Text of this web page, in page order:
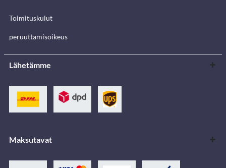
Toimituskulut
peruuttamisoikeus
Lähetämme
Maksutavat